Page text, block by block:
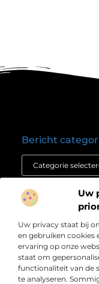
Uw
Uw privacy staat bij
en gebruiken cookies
ervaring op onze
staat om
functionaliteit van de
te analyseren.
Over
Bedrijf
” Informatie die
Laat je
inzichten en
Welkom bij
relevante en
Onze
Bericht